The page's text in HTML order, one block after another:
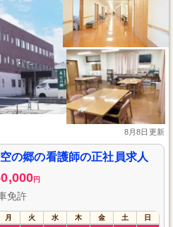
8月8日更新
の郷の看護師の正社員求人
円
免許
月 火 水 木 金 土 日